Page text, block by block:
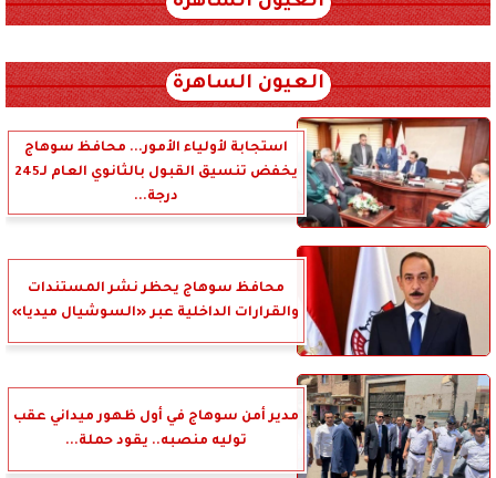
العيون الساهرة
استجابة لأولياء الأمور... محافظ سوهاج
يخفض تنسيق القبول بالثانوي العام لـ245
درجة...
محافظ سوهاج يحظر نشر المستندات
والقرارات الداخلية عبر «السوشيال ميديا»
مدير أمن سوهاج في أول ظهور ميداني عقب
توليه منصبه.. يقود حملة...